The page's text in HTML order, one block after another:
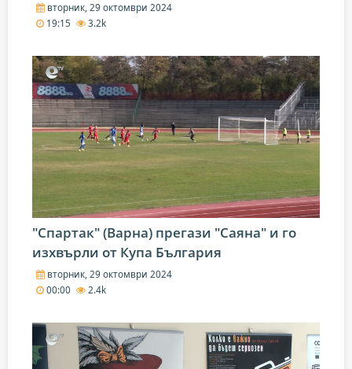
вторник, 29 октомври 2024
19:15
3.2k
"Спартак" (Варна) прегази "Саяна" и го
изхвърли от Купа България
вторник, 29 октомври 2024
00:00
2.4k